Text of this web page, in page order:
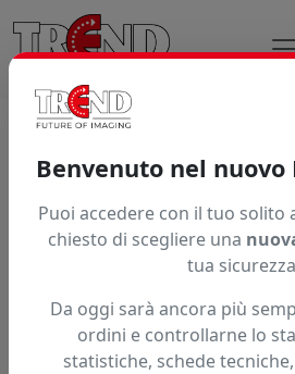
FEDAR 5193E-S
Benvenuto nel nuovo
Puoi accedere con il tuo solito
chiesto di scegliere una
tua
Da oggi sarà ancora più
ordini e controllarne lo
statistiche, schede